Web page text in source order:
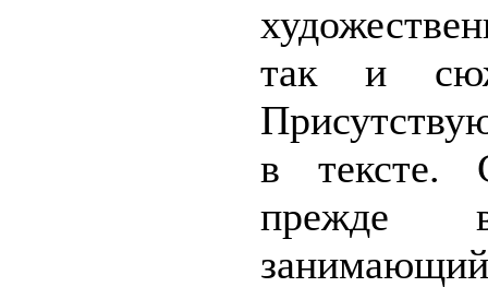
так и
в тексте.
прежде